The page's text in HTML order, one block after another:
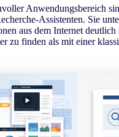
Anwendungsbereich
Assistenten. Sie
aus dem Internet
zu finden als mit einer